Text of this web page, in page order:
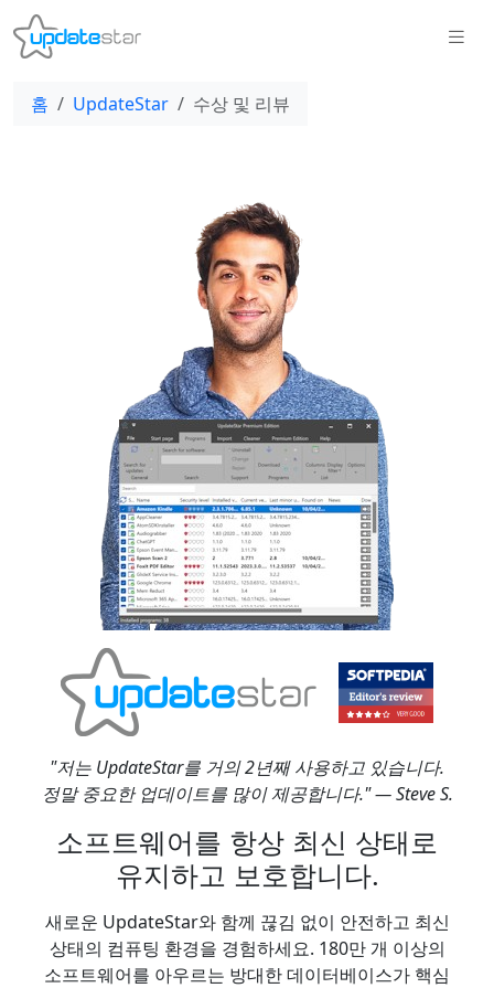
홈 UpdateStar 수상 및 리뷰
"저는 UpdateStar를 거의 2년째 사용하고 있습니다.
정말 중요한 업데이트를 많이 제공합니다." — Steve S.
소프트웨어를 항상 최신 상태로
유지하고 보호합니다.
새로운 UpdateStar와 함께 끊김 없이 안전하고 최신
상태의 컴퓨팅 환경을 경험하세요. 180만 개 이상의
소프트웨어를 아우르는 방대한 데이터베이스가 핵심